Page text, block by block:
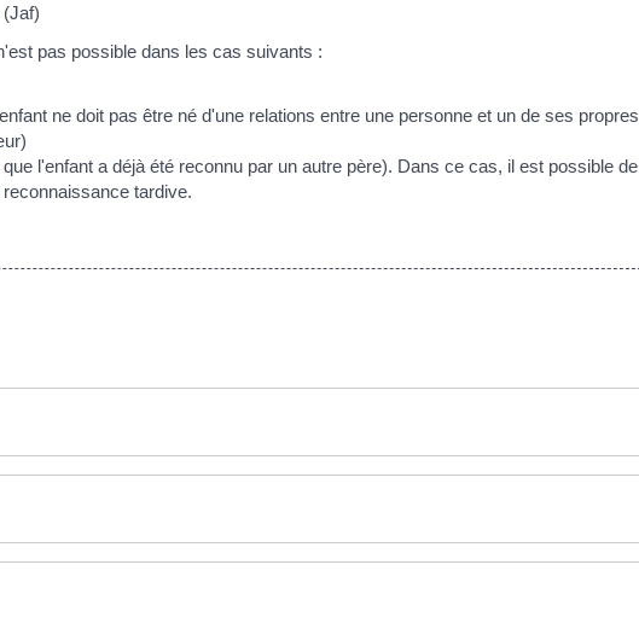
pas possible dans les cas suivants :
ne doit pas être né d'une relations entre une personne et un de ses propres
l'enfant a déjà été reconnu par un autre père). Dans ce cas, il est possible de
tardive.